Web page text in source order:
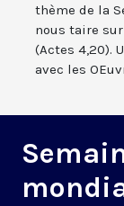
thème de la
nous taire
(Actes 4,20).
avec les